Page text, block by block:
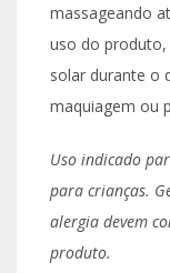
massageando
uso do
solar durante o
maquiagem ou
Uso indicado
para crianças.
alergia devem
produto.